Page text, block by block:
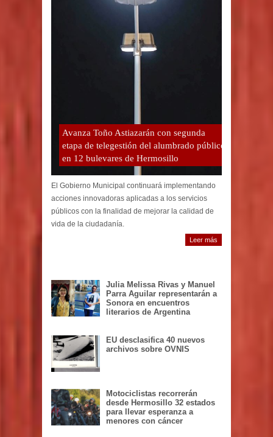
Avanza Toño Astiazarán con segunda
etapa de telegestión del alumbrado público
en 12 bulevares de Hermosillo
El Gobierno Municipal continuará implementando
acciones innovadoras aplicadas a los servicios
públicos con la finalidad de mejorar la calidad de
vida de la ciudadanía.
Leer más
Julia Melissa Rivas y Manuel
Parra Aguilar representarán a
Sonora en encuentros
literarios de Argentina
EU desclasifica 40 nuevos
archivos sobre OVNIS
Motociclistas recorrerán
desde Hermosillo 32 estados
para llevar esperanza a
menores con cáncer